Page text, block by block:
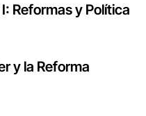
Reformas y Política
y la Reforma